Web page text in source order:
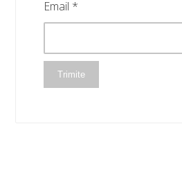
Email *
Trimite